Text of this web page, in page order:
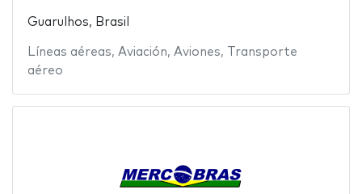
Guarulhos, Brasil
Líneas aéreas, Aviación, Aviones,
Transporte
aéreo